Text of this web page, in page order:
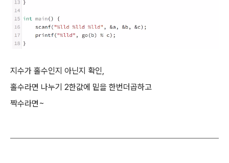
지수가 홀수인지 아닌지 확인,
홀수라면 나누기 2한값에 밑을 한번더곱하고
짝수라면~